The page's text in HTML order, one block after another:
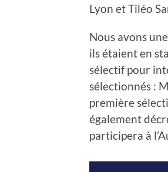
Lyon et Tiléo
Nous avons
ils étaient en
sélectif pour
sélectionnés :
première
également
participera à